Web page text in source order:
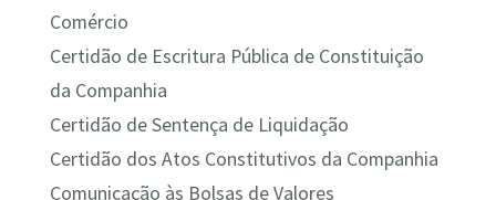
Comércio
Certidão de Escritura Pública de Constituição
da Companhia
Certidão de Sentença de Liquidação
Certidão dos Atos Constitutivos da Companhia
Comunicação às Bolsas de Valores